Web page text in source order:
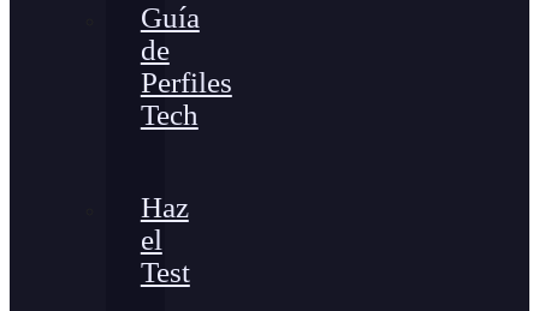
Guía
de
Perfiles
Tech
Haz
el
Test